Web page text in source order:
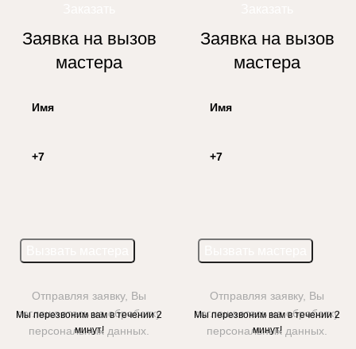
Заявка на вызов
мастера
Отправляя заявку, Вы
соглашаетесь на обработку
персональных данных.
Мы перезвоним вам в течении 2
минут!
Заявка на вызов
мастера
Отправляя заявку, Вы
соглашаетесь на обработку
персональных данных.
Мы перезвоним вам в течении 2
минут!